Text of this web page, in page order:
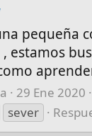
pequeña
, estamos
29 Ene 2020
sever